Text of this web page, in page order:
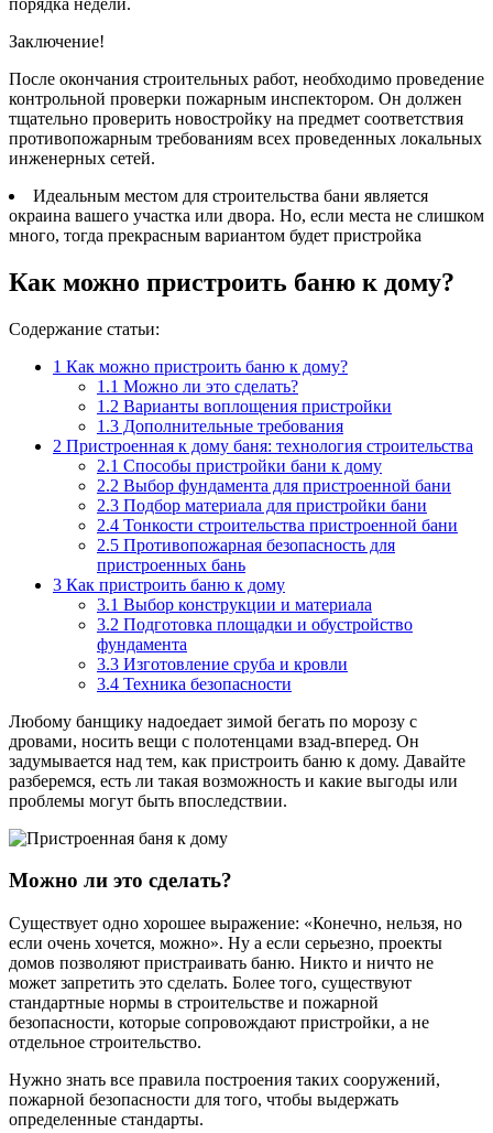
Заключение!
После окончания строительных работ, необходимо проведение
контрольной проверки пожарным инспектором. Он должен
тщательно проверить новостройку на предмет соответствия
противопожарным требованиям всех проведенных локальных
инженерных сетей.
Идеальным местом для строительства бани является
окраина вашего участка или двора. Но, если места не слишком
много, тогда прекрасным вариантом будет пристройка
Как можно пристроить баню к дому?
Содержание статьи:
1 Как можно пристроить баню к дому?
1.1 Можно ли это сделать?
1.2 Варианты воплощения пристройки
1.3 Дополнительные требования
2 Пристроенная к дому баня: технология строительства
2.1 Способы пристройки бани к дому
2.2 Выбор фундамента для пристроенной бани
2.3 Подбор материала для пристройки бани
2.4 Тонкости строительства пристроенной бани
2.5 Противопожарная безопасность для
пристроенных бань
3 Как пристроить баню к дому
3.1 Выбор конструкции и материала
3.2 Подготовка площадки и обустройство
фундамента
3.3 Изготовление сруба и кровли
3.4 Техника безопасности
Любому банщику надоедает зимой бегать по морозу с
дровами, носить вещи с полотенцами взад-вперед. Он
задумывается над тем, как пристроить баню к дому. Давайте
разберемся, есть ли такая возможность и какие выгоды или
проблемы могут быть впоследствии.
Можно ли это сделать?
Существует одно хорошее выражение: «Конечно, нельзя, но
если очень хочется, можно». Ну а если серьезно, проекты
домов позволяют пристраивать баню. Никто и ничто не
может запретить это сделать. Более того, существуют
стандартные нормы в строительстве и пожарной
безопасности, которые сопровождают пристройки, а не
отдельное строительство.
Нужно знать все правила построения таких сооружений,
пожарной безопасности для того, чтобы выдержать
определенные стандарты.